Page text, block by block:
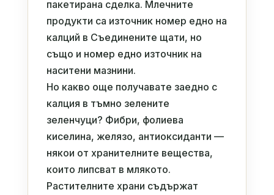
пакетирана сделка. Млечните
продукти са източник номер едно на
калций в Съединените щати, но
също и номер едно източник на
наситени мазнини.
Но какво още получавате заедно с
калция в тъмно зелените
зеленчуци? Фибри, фолиева
киселина, желязо, антиоксиданти —
някои от хранителните вещества,
които липсват в млякото.
Растителните храни съдържат